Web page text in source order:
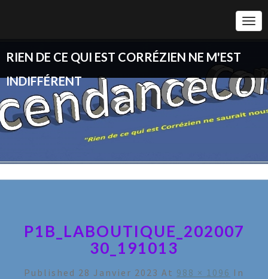
RIEN DE CE QUI EST CORRÉZIEN NE M'EST
INDIFFÉRENT
P1B_LABOUTIQUE_202007
30_191013
Published 28 Janvier 2023 At 988 × 1096 In